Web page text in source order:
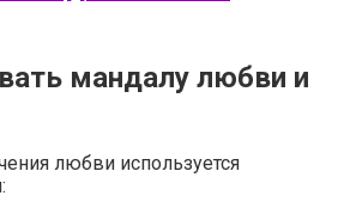
мандалу любви и
любви используется